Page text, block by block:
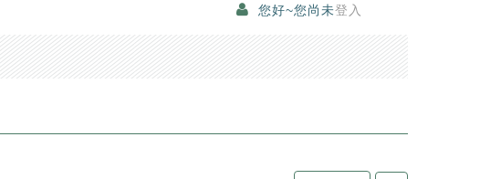
您好~您尚未登入